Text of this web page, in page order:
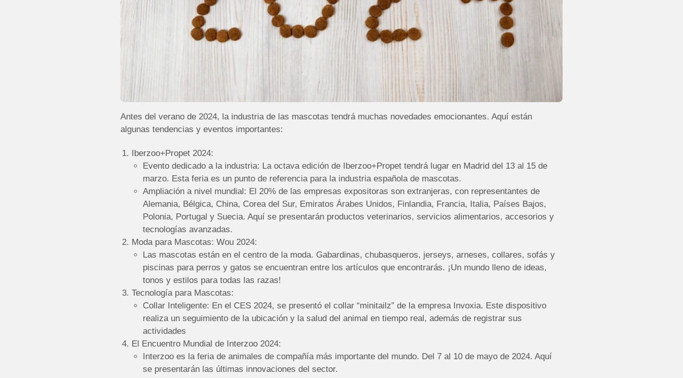
Antes del verano de 2024, la industria de las mascotas tendrá muchas novedades emocionantes. Aquí están
algunas tendencias y eventos importantes:
Iberzoo+Propet 2024:
Evento dedicado a la industria: La octava edición de Iberzoo+Propet tendrá lugar en Madrid del 13 al 15 de
marzo. Esta feria es un punto de referencia para la industria española de mascotas.
Ampliación a nivel mundial: El 20% de las empresas expositoras son extranjeras, con representantes de
Alemania, Bélgica, China, Corea del Sur, Emiratos Árabes Unidos, Finlandia, Francia, Italia, Países Bajos,
Polonia, Portugal y Suecia. Aquí se presentarán productos veterinarios, servicios alimentarios, accesorios y
tecnologías avanzadas.
Moda para Mascotas: Wou 2024:
Las mascotas están en el centro de la moda. Gabardinas, chubasqueros, jerseys, arneses, collares, sofás y
piscinas para perros y gatos se encuentran entre los artículos que encontrarás. ¡Un mundo lleno de ideas,
tonos y estilos para todas las razas!
Tecnología para Mascotas:
Collar Inteligente: En el CES 2024, se presentó el collar “minitailz” de la empresa Invoxia. Este dispositivo
realiza un seguimiento de la ubicación y la salud del animal en tiempo real, además de registrar sus
actividades
El Encuentro Mundial de Interzoo 2024:
Interzoo es la feria de animales de compañía más importante del mundo. Del 7 al 10 de mayo de 2024. Aquí
se presentarán las últimas innovaciones del sector.